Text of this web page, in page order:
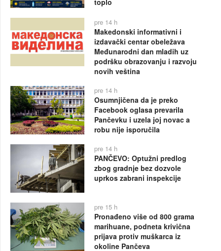
pre 14 h
Makedonski informativni i
izdavački centar obeležava
Međunarodni dan mladih uz
podršku obrazovanju i razvoju
novih veština
pre 14 h
Osumnjičena da je preko
Facebook oglasa prevarila
Pančevku i uzela joj novac a
robu nije isporučila
pre 14 h
PANČEVO: Optužni predlog
zbog gradnje bez dozvole
uprkos zabrani inspekcije
pre 15 h
Pronađeno više od 800 grama
marihuane, podneta krivična
prijava protiv muškarca iz
okoline Pančeva